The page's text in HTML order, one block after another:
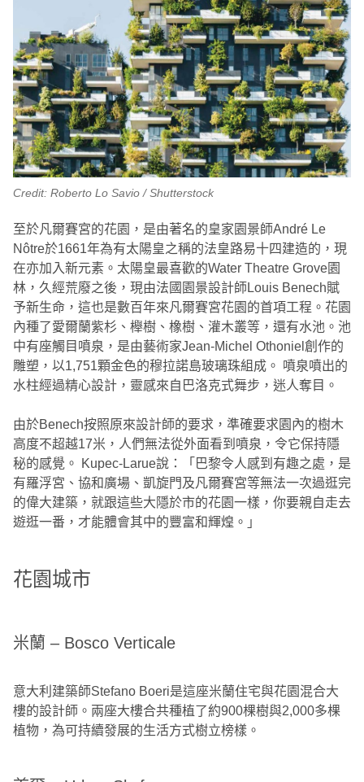
Credit: Roberto Lo Savio / Shutterstock
至於凡爾賽宮的花園，是由著名的皇家園景師André Le
Nôtre於1661年為有太陽皇之稱的法皇路易十四建造的，現
在亦加入新元素。太陽皇最喜歡的Water Theatre Grove園
林，久經荒廢之後，現由法國園景設計師Louis Benech賦
予新生命，這也是數百年來凡爾賽宮花園的首項工程。花園
內種了愛爾蘭紫杉、櫸樹、橡樹、灌木叢等，還有水池。池
中有座觸目噴泉，是由藝術家Jean-Michel Othoniel創作的
雕塑，以1,751顆金色的穆拉諾島玻璃珠組成。 噴泉噴出的
水柱經過精心設計，靈感來自巴洛克式舞步，迷人奪目。
由於Benech按照原來設計師的要求，準確要求園內的樹木
高度不超越17米，人們無法從外面看到噴泉，令它保持隱
秘的感覺。 Kupec-Larue說：「巴黎令人感到有趣之處，是
有羅浮宮、協和廣場、凱旋門及凡爾賽宮等無法一次過逛完
的偉大建築，就跟這些大隱於市的花園一樣，你要親自走去
遊逛一番，才能體會其中的豐富和輝煌。」
花園城市
米蘭 – Bosco Verticale
意大利建築師Stefano Boeri是這座米蘭住宅與花園混合大
樓的設計師。兩座大樓合共種植了約900棵樹與2,000多棵
植物，為可持續發展的生活方式樹立榜樣。